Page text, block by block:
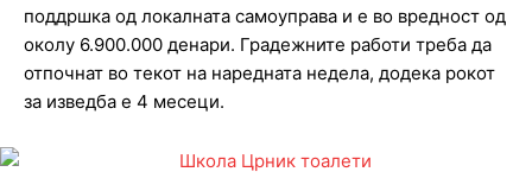
поддршка од локалната самоуправа и е во вредност од
околу 6.900.000 денари. Градежните работи треба да
отпочнат во текот на наредната недела, додека рокот
за изведба е 4 месеци.